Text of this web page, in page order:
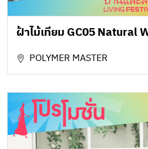
ฝ้าไม้เทียม GC05 Natural
POLYMER MASTER